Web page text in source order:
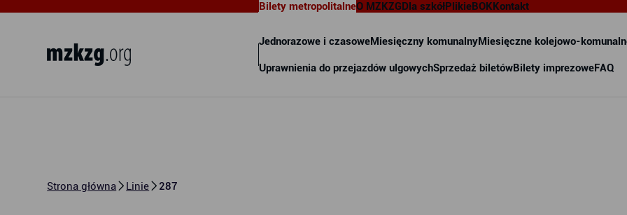
Bilety metropolitalne
Jednorazowe i czasoweMiesięczny komunalnyMiesięczne kolejowo-
Uprawnienia do przejazdów ulgowychSprzedaż biletówBilety imprezoweFAQ
O MZKZGDla szkółPlikieBOKKontakt
Strona główna Linie 287